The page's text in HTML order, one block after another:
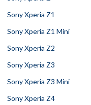
Sony Xperia Z1
Sony Xperia Z1 Mini
Sony Xperia Z2
Sony Xperia Z3
Sony Xperia Z3 Mini
Sony Xperia Z4